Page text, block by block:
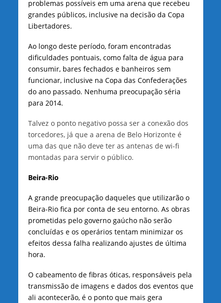
problemas possíveis em uma arena que recebeu
grandes públicos, inclusive na decisão da Copa
Libertadores.
Ao longo deste período, foram encontradas
dificuldades pontuais, como falta de água para
consumir, bares fechados e banheiros sem
funcionar, inclusive na Copa das Confederações
do ano passado. Nenhuma preocupação séria
para 2014.
Talvez o ponto negativo possa ser a conexão dos
torcedores, já que a arena de Belo Horizonte é
uma das que não deve ter as antenas de wi-fi
montadas para servir o público.
Beira-Rio
A grande preocupação daqueles que utilizarão o
Beira-Rio fica por conta de seu entorno. As obras
prometidas pelo governo gaúcho não serão
concluídas e os operários tentam minimizar os
efeitos dessa falha realizando ajustes de última
hora.
O cabeamento de fibras óticas, responsáveis pela
transmissão de imagens e dados dos eventos que
ali acontecerão, é o ponto que mais gera